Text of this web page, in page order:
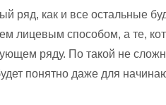
ряд, как и все остальные
лицевым способом, а те,
ряду. По такой не
понятно даже для